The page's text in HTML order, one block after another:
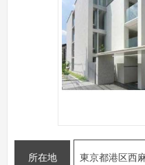
所在地 東京都港区西